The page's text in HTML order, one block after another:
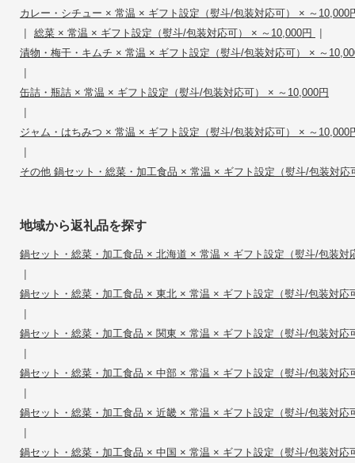
カレー・シチュー × 常温 × ギフト設定（熨斗/包装対応可） × ～10,000
| 総菜 × 常温 × ギフト設定（熨斗/包装対応可） × ～10,000円 |
漬物・梅干・キムチ × 常温 × ギフト設定（熨斗/包装対応可） × ～
|
缶詰・瓶詰 × 常温 × ギフト設定（熨斗/包装対応可） × ～10,000円
|
ジャム・はちみつ × 常温 × ギフト設定（熨斗/包装対応可） × ～10,000
|
その他 鍋セット・総菜・加工食品 × 常温 × ギフト設定（熨斗/包装対応
地域から返礼品を探す
鍋セット・総菜・加工食品 × 北海道 × 常温 × ギフト設定（熨斗/包装対
|
鍋セット・総菜・加工食品 × 東北 × 常温 × ギフト設定（熨斗/包装対応
|
鍋セット・総菜・加工食品 × 関東 × 常温 × ギフト設定（熨斗/包装対応
|
鍋セット・総菜・加工食品 × 中部 × 常温 × ギフト設定（熨斗/包装対応
|
鍋セット・総菜・加工食品 × 近畿 × 常温 × ギフト設定（熨斗/包装対応
|
鍋セット・総菜・加工食品 × 中国 × 常温 × ギフト設定（熨斗/包装対応